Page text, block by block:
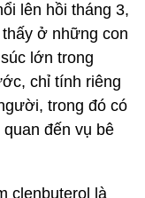
lên hồi tháng 3,
ở những con
lớn trong
chỉ tính riêng
trong đó có
đến vụ bê
clenbuterol là